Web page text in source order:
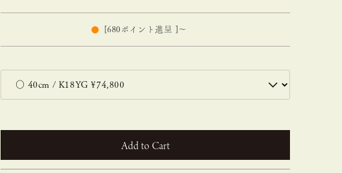
[680 ポイント進呈 ] 〜
カートに入れる